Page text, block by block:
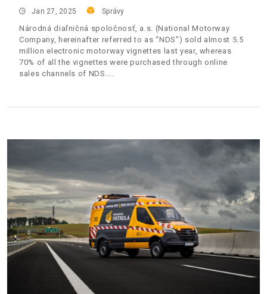
Jan 27, 2025 Správy
Národná diaľničná spoločnosť, a.s. (National Motorway
Company, hereinafter referred to as “NDS”) sold almost 5.5
million electronic motorway vignettes last year, whereas
70% of all the vignettes were purchased through online
sales channels of NDS.